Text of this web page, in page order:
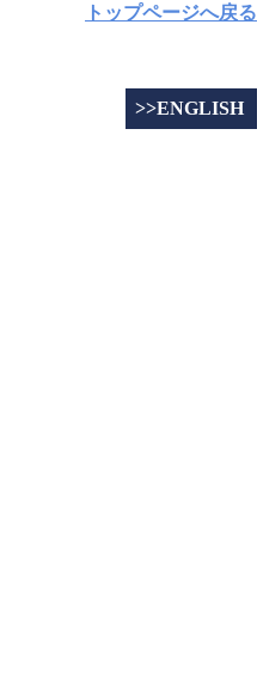
トップページへ戻る
>>ENGLISH